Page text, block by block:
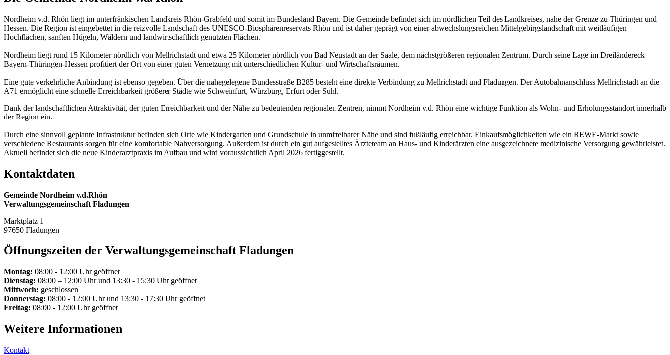
Nordheim v.d. Rhön liegt im unterfränkischen Landkreis Rhön-Grabfeld und somit im Bundesland Bayern. Die Gemeinde befindet sich im nördlichen Teil des Landkreises, nahe der Grenze zu Thüringen und
Hessen. Die Region ist eingebettet in die reizvolle Landschaft des UNESCO-Biosphärenreservats Rhön und ist daher geprägt von einer abwechslungsreichen Mittelgebirgslandschaft mit weitläufigen
Hochflächen, sanften Hügeln, Wäldern und landwirtschaftlich genutzten Flächen.
Nordheim liegt rund 15 Kilometer nördlich von Mellrichstadt und etwa 25 Kilometer nördlich von Bad Neustadt an der Saale, dem nächstgrößeren regionalen Zentrum. Durch seine Lage im Dreiländereck
Bayern-Thüringen-Hessen profitiert der Ort von einer guten Vernetzung mit unterschiedlichen Kultur- und Wirtschaftsräumen.
Eine gute verkehrliche Anbindung ist ebenso gegeben. Über die nahegelegene Bundesstraße B285 besteht eine direkte Verbindung zu Mellrichstadt und Fladungen. Der Autobahnanschluss Mellrichstadt an die
A71 ermöglicht eine schnelle Erreichbarkeit größerer Städte wie Schweinfurt, Würzburg, Erfurt oder Suhl.
Dank der landschaftlichen Attraktivität, der guten Erreichbarkeit und der Nähe zu bedeutenden regionalen Zentren, nimmt Nordheim v.d. Rhön eine wichtige Funktion als Wohn- und Erholungsstandort innerhalb
der Region ein.
Durch eine sinnvoll geplante Infrastruktur befinden sich Orte wie Kindergarten und Grundschule in unmittelbarer Nähe und sind fußläufig erreichbar. Einkaufsmöglichkeiten wie ein REWE-Markt sowie
verschiedene Restaurants sorgen für eine komfortable Nahversorgung. Außerdem ist durch ein gut aufgestelltes Ärzteteam an Haus- und Kinderärzten eine ausgezeichnete medizinische Versorgung gewährleistet.
Aktuell befindet sich die neue Kinderarztpraxis im Aufbau und wird voraussichtlich April 2026 fertiggestellt.
Kontaktdaten
Gemeinde Nordheim v.d.Rhön
Verwaltungsgemeinschaft Fladungen
Marktplatz 1
97650 Fladungen
Öffnungszeiten der Verwaltungsgemeinschaft Fladungen
Montag: 08:00 - 12:00 Uhr geöffnet
Dienstag: 08:00 – 12:00 Uhr und 13:30 - 15:30 Uhr geöffnet
Mittwoch: geschlossen
Donnerstag: 08:00 - 12:00 Uhr und 13:30 - 17:30 Uhr geöffnet
Freitag: 08:00 - 12:00 Uhr geöffnet
Weitere Informationen
Kontakt